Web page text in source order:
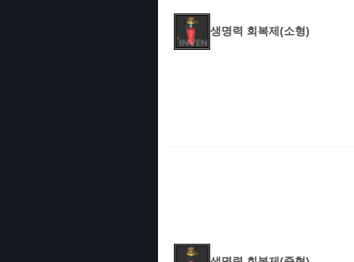
생명력 회복제(소형)